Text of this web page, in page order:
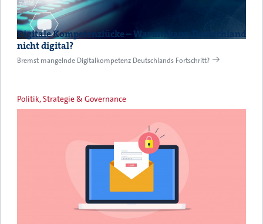
Digitale Kompetenzlücke – Warum kann Deutschland
nicht digital?
Bremst mangelnde Digitalkompetenz Deutschlands Fortschritt?
Politik, Strategie & Governance